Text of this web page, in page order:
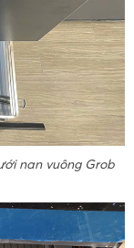
nan vuông Grob